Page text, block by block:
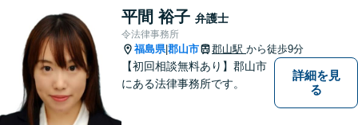
相談ください。【大河原フォ
ルテ内】
平間 裕子 弁護士
令法律事務所
福島県|郡山市 郡山駅 から徒歩9分
【初回相談無料あり】郡山市
にある法律事務所です。
詳細を見
る